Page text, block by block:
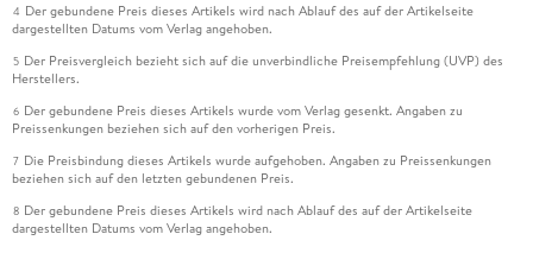
4 Der gebundene Preis dieses Artikels wird nach Ablauf des auf der Artikelseite
dargestellten Datums vom Verlag angehoben.
5 Der Preisvergleich bezieht sich auf die unverbindliche Preisempfehlung (UVP) des
Herstellers.
6 Der gebundene Preis dieses Artikels wurde vom Verlag gesenkt. Angaben zu
Preissenkungen beziehen sich auf den vorherigen Preis.
7 Die Preisbindung dieses Artikels wurde aufgehoben. Angaben zu Preissenkungen
beziehen sich auf den letzten gebundenen Preis.
8 Der gebundene Preis dieses Artikels wird nach Ablauf des auf der Artikelseite
dargestellten Datums vom Verlag angehoben.